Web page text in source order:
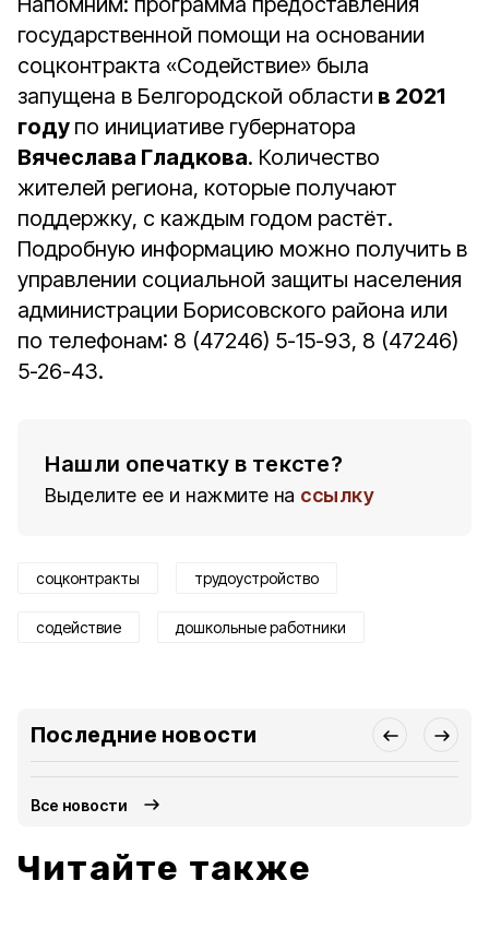
государственной помощи на основании
соцконтракта «Содействие» была
запущена в Белгородской области в 2021
году по инициативе губернатора
Вячеслава Гладкова. Количество
жителей региона, которые получают
поддержку, с каждым годом растёт.
Подробную информацию можно получить в
управлении социальной защиты населения
администрации Борисовского района или
по телефонам: 8 (47246) 5-15-93, 8 (47246)
5-26-43.
Нашли опечатку в тексте?
Выделите ее и нажмите на ссылку
соцконтракты трудоустройство
содействие дошкольные работники
Последние новости
Все новости
Читайте также